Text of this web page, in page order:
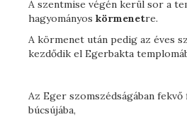
A szentmise végén kerül sor a
hagyományos körmenetre.
A körmenet után pedig az éves
kezdődik el Egerbakta
Az Eger szomszédságában fekvő
búcsújába,